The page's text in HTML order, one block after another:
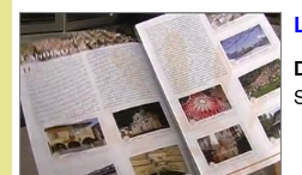
.
i